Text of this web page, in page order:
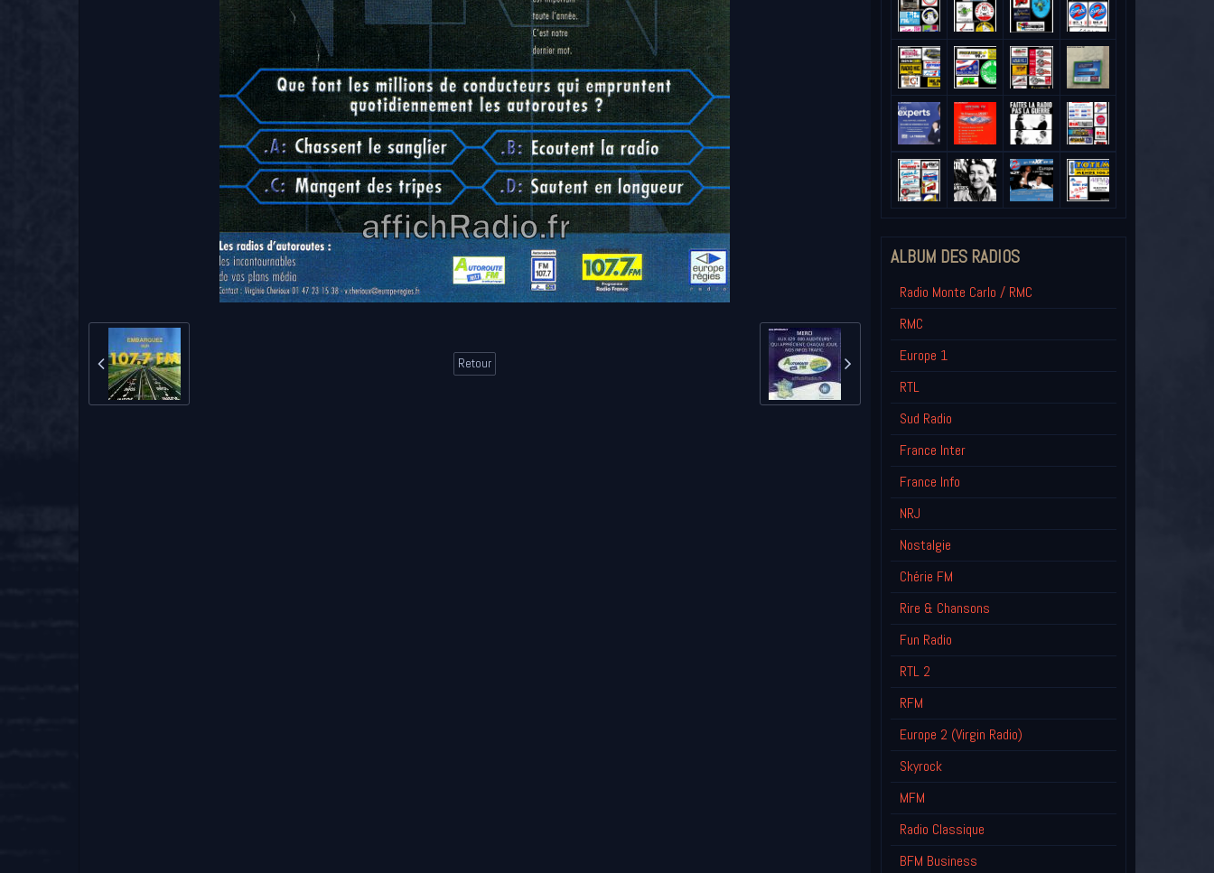
Retour
ALBUM DES RADIOS
Radio Monte Carlo / RMC
RMC
Europe 1
RTL
Sud Radio
France Inter
France Info
NRJ
Nostalgie
Chérie FM
Rire & Chansons
Fun Radio
RTL 2
RFM
Europe 2 (Virgin Radio)
Skyrock
MFM
Radio Classique
BFM Business